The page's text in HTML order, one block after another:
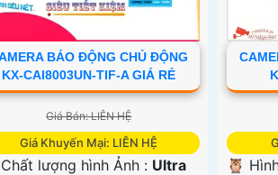
BÁO ĐỘNG CHỦ ĐỘNG
KX-CAI8003UN-TIF-A GIÁ RẺ
Giá Bán: LIÊN HỆ
Giá Khuyến Mại: LIÊN HỆ
lượng hình Ảnh : Ultra
🦉